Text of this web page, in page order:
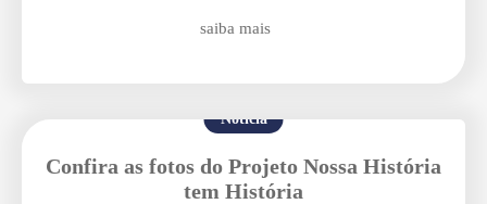
saiba mais
Notícia
Confira as fotos do Projeto Nossa História
tem História